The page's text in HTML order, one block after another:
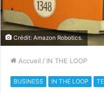
Crédit: Amazon Robotics.
Accueil / IN THE LOOP
BUSINESS IN THE LOOP